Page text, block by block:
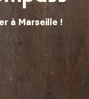
à Marseille !